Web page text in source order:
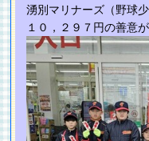
湧別マリナーズ（野球
１０，２９７円の善意